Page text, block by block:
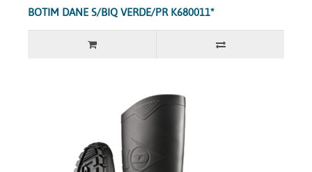
BOTIM DANE S/BIQ VERDE/PR K680011*